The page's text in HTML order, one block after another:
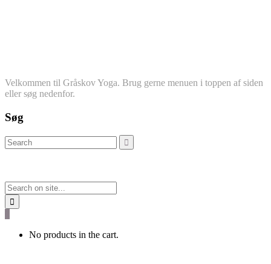
Velkommen til Gråskov Yoga. Brug gerne menuen i toppen af siden
eller søg nedenfor.
Søg
No products in the cart.